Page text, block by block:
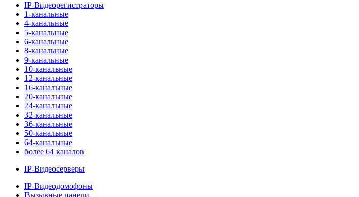
IP-Видеорегистраторы
1-канальные
4-канальные
5-канальные
6-канальные
8-канальные
9-канальные
10-канальные
12-канальные
16-канальные
20-канальные
24-канальные
32-канальные
36-канальные
50-канальные
64-канальные
более 64 каналов
IP-Видеосерверы
IP-Видеодомофоны
Вызывные панели